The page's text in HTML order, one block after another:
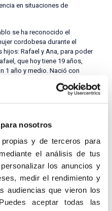
nosotros
y de terceros para
el análisis de tus
los anuncios y
medir el rendimiento y
audiencias que vieron los
aceptar todas las
en situaciones de
se ha reconocido el
cordobesa durante el
Rafael y Ana, para poder
que hoy tiene 19 años,
1 año y medio. Nació con
con 4 años y medio.
la cordobesa comenta
omitieron a su marido y a
que padecía la niña, que ha
a España.
USP, Rosa Visiedo,ha
un fuerte compromiso
sagrado, señalando que
ha destacado el carácter